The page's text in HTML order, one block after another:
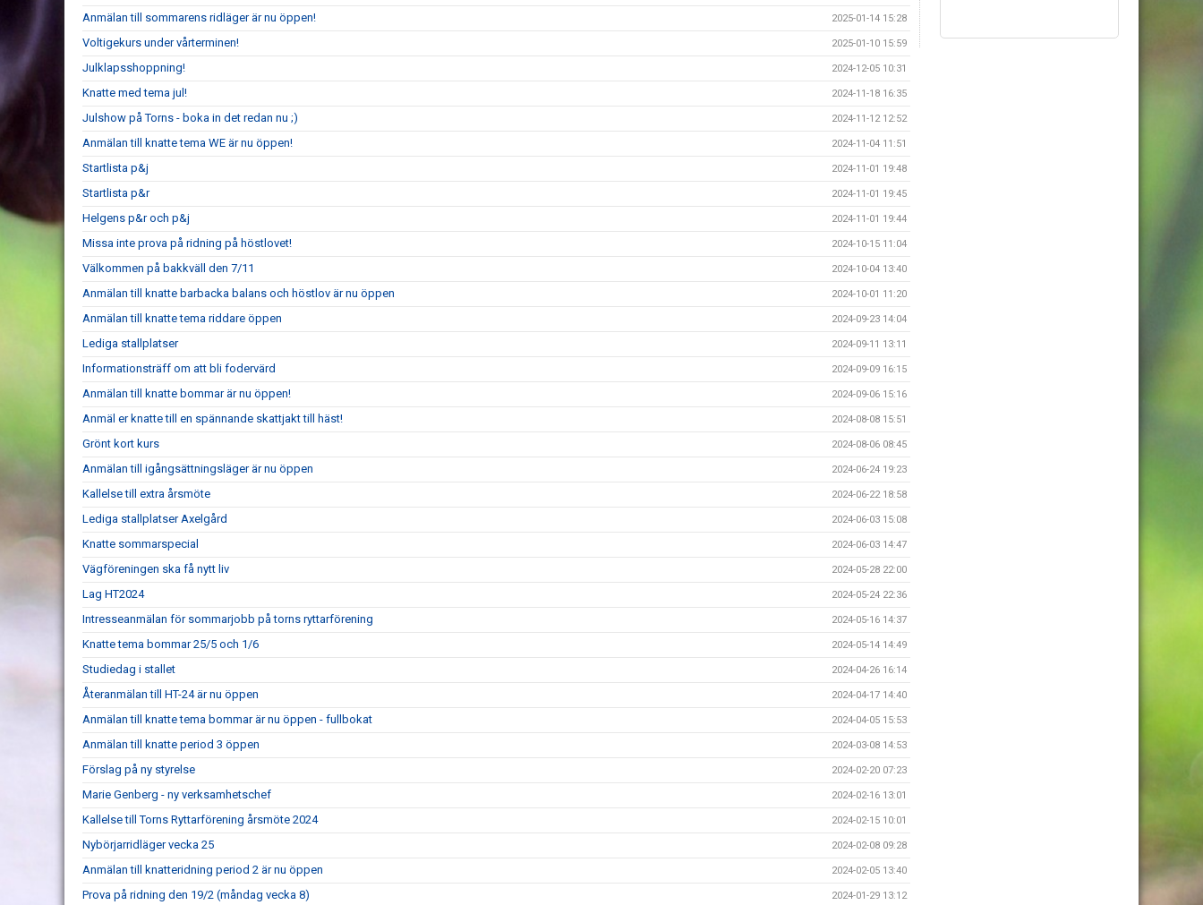
Anmälan till sommarens ridläger är nu öppen! 2025-01-14 15:28
Voltigekurs under vårterminen! 2025-01-10 15:59
Julklapsshoppning! 2024-12-05 10:31
Knatte med tema jul! 2024-11-18 16:35
Julshow på Torns - boka in det redan nu ;) 2024-11-12 12:52
Anmälan till knatte tema WE är nu öppen! 2024-11-04 11:51
Startlista p&j 2024-11-01 19:48
Startlista p&r 2024-11-01 19:45
Helgens p&r och p&j 2024-11-01 19:44
Missa inte prova på ridning på höstlovet! 2024-10-15 11:04
Välkommen på bakkväll den 7/11 2024-10-04 13:40
Anmälan till knatte barbacka balans och höstlov är nu öppen 2024-10-01 11:20
Anmälan till knatte tema riddare öppen 2024-09-23 14:04
Lediga stallplatser 2024-09-11 13:11
Informationsträff om att bli fodervärd 2024-09-09 16:15
Anmälan till knatte bommar är nu öppen! 2024-09-06 15:16
Anmäl er knatte till en spännande skattjakt till häst! 2024-08-08 15:51
Grönt kort kurs 2024-08-06 08:45
Anmälan till igångsättningsläger är nu öppen 2024-06-24 19:23
Kallelse till extra årsmöte 2024-06-22 18:58
Lediga stallplatser Axelgård 2024-06-03 15:08
Knatte sommarspecial 2024-06-03 14:47
Vägföreningen ska få nytt liv 2024-05-28 22:00
Lag HT2024 2024-05-24 22:36
Intresseanmälan för sommarjobb på torns ryttarförening 2024-05-16 14:37
Knatte tema bommar 25/5 och 1/6 2024-05-14 14:49
Studiedag i stallet 2024-04-26 16:14
Återanmälan till HT-24 är nu öppen 2024-04-17 14:40
Anmälan till knatte tema bommar är nu öppen - fullbokat 2024-04-05 15:53
Anmälan till knatte period 3 öppen 2024-03-08 14:53
Förslag på ny styrelse 2024-02-20 07:23
Marie Genberg - ny verksamhetschef 2024-02-16 13:01
Kallelse till Torns Ryttarförening årsmöte 2024 2024-02-15 10:01
Nybörjarridläger vecka 25 2024-02-08 09:28
Anmälan till knatteridning period 2 är nu öppen 2024-02-05 13:40
Prova på ridning den 19/2 (måndag vecka 8) 2024-01-29 13:12